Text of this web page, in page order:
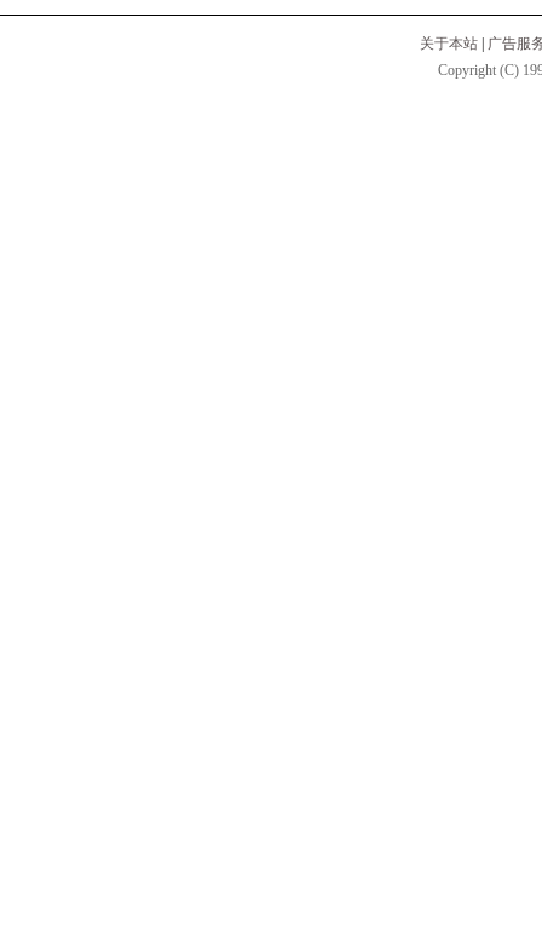
关于本站
广告服
Copyright (C)